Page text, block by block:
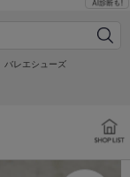
バレエシューズ